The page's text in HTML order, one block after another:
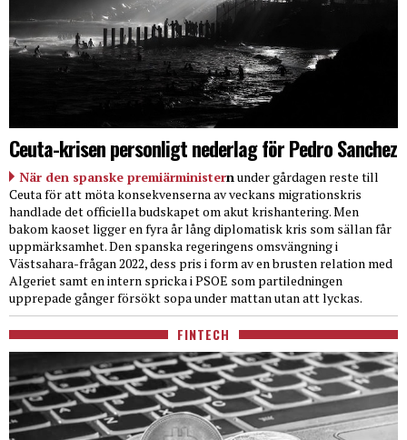
Ceuta-krisen personligt nederlag för Pedro Sanchez
När den spanske premiärministern under gårdagen reste till
Ceuta för att möta konsekvenserna av veckans migrationskris
handlade det officiella budskapet om akut krishantering. Men
bakom kaoset ligger en fyra år lång diplomatisk kris som sällan får
uppmärksamhet. Den spanska regeringens omsvängning i
Västsahara-frågan 2022, dess pris i form av en brusten relation med
Algeriet samt en intern spricka i PSOE som partiledningen
upprepade gånger försökt sopa under mattan utan att lyckas.
FINTECH